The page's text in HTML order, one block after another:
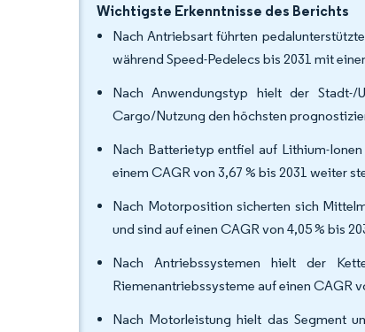
Wichtigste Erkenntnisse des Berichts
Nach Antriebsart führten
während Speed-Pedelecs bis 2031 mit
Nach Anwendungstyp hielt der Stadt-/
Cargo/Nutzung den höchsten
Nach Batterietyp entfiel auf Lithium-
einem CAGR von 3,67 % bis 2031 weiter
Nach Motorposition sicherten sich
und sind auf einen CAGR von 4,05 % bis
Nach Antriebssystemen hielt der
Riemenantriebssysteme auf einen CAGR
Nach Motorleistung hielt das Segment